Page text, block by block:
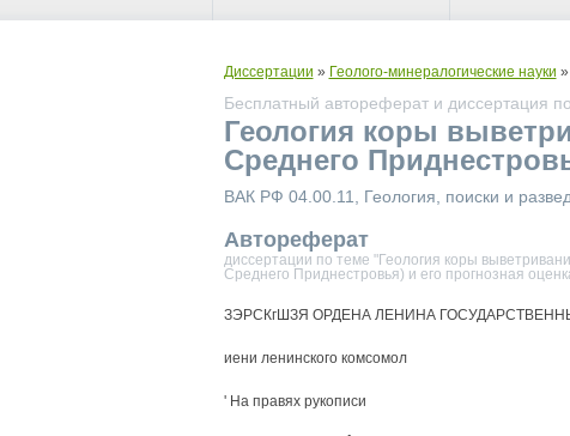
Диссертации » Геолого-минералогические науки »
Бесплатный автореферат и диссертация
Геология коры
Среднего
ВАК РФ 04.00.11, Геология, поиски и
Автореферат
диссертации по теме "Геология коры
Среднего Приднестровья) и его прогнозная
ЗЭРСКгШЗЯ ОРДЕНА ЛЕНИНА
иени ленинского комсомол
' На правях рукописи